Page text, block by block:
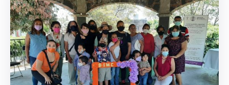
Trámites
y
Servicios
Licitaciones
Transparencia